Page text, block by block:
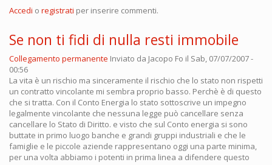
Accedi o registrati per inserire commenti.
Se non ti fidi di nulla resti immobile
Collegamento permanente Inviato da Jacopo Fo il Sab, 07/07/2007 -
00:56
La vita è un rischio ma sinceramente il rischio che lo stato non rispetti
un contratto vincolante mi sembra proprio basso. Perchè è di questo
che si tratta. Con il Conto Energia lo stato sottoscrive un impegno
legalmente vincolante che nessuna legge può cancellare senza
cancellare lo Stato di Diritto. e visto che sul Conto energia si sono
buttate in primo luogo banche e grandi gruppi industriali e che le
famiglie e le piccole aziende rappresentano oggi una parte minima,
per una volta abbiamo i potenti in prima linea a difendere questo